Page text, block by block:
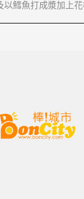
以鱈魚打成漿加上